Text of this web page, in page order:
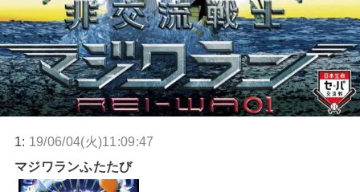
1: 19/06/04(火)11:09:47
マジワランふたたび